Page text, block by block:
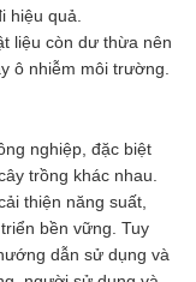
hiệu quả.
liệu còn dư thừa nên
ô nhiễm môi trường.
nghiệp, đặc biệt
trồng khác nhau.
thiện năng suất,
bền vững. Tuy
dẫn sử dụng và